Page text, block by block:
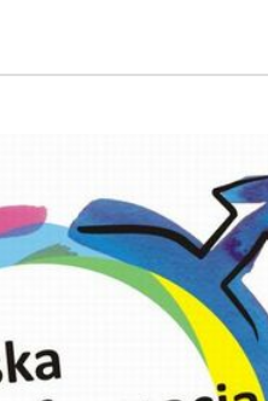
się w nurt badań nad różnorodnością
powiększa stan wiedzy na
i stanowi wartościowy wkład do
koncepcja struktur możliwości), dobrze
a dane uzyskane w wyniku badań
uzupełnia stan wiedzy dotyczący
aktualizuje nie tylko informacje
także terminologię stosowaną we
Anny Kłonkowskiej, prof. UG